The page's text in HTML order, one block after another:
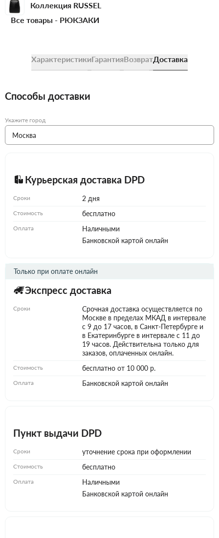
Коллекция RUSSEL
Все товары - РЮКЗАКИ
ХарактеристикиГарантияВозвратДоставка
Способы доставки
Укажите город
Курьерская доставка DPD
Сроки 2 дня
Стоимость бесплатно
Оплата
Наличными
Банковской картой онлайн
Экспресс доставка
Только при оплате онлайн
Сроки
Срочная доставка осуществляется по
Москве в пределах МКАД в интервале
с 9 до 17 часов, в Санкт-Петербурге и
в Екатеринбурге в интервале с 11 до
19 часов. Действительна только для
заказов, оплаченных онлайн.
Стоимость бесплатно от 10 000 р.
Оплата Банковской картой онлайн
Пункт выдачи DPD
Сроки уточнение срока при оформлении
Стоимость бесплатно
Оплата
Наличными
Банковской картой онлайн